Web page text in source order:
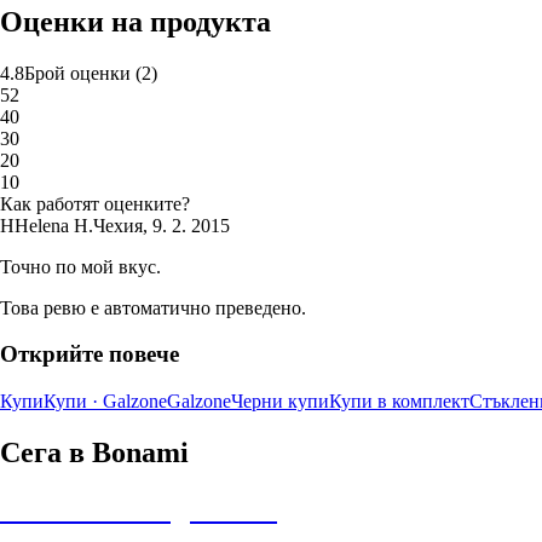
Оценки на продукта
4.8Брой оценки (2)
52
40
30
20
10
Как работят оценките?
HHelena H.Чехия, 9. 2. 2015
Точно по мой вкус.
Това ревю е автоматично преведено.
Открийте повече
КупиКупи · GalzoneGalzoneЧерни купиКупи в комплект
Сега в Bonami